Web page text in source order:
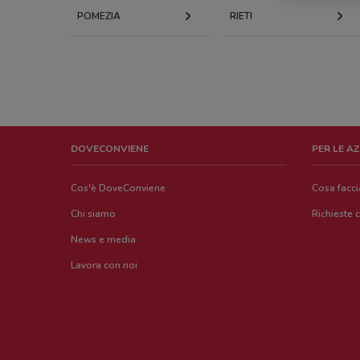
POMEZIA RIETI
DOVECONVIENE
Cos'è DoveConviene
Chi siamo
News e media
Lavora con noi
PER LE
Cosa
Richieste